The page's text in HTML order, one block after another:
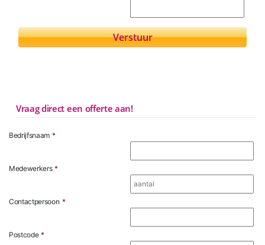
Vraag direct een offerte aan!
Bedrijfsnaam *
Medewerkers *
Contactpersoon *
Postcode *